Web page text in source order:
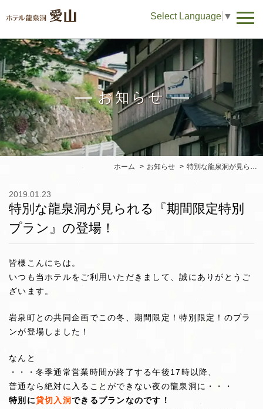
Select Language ▼
お知らせ
ホーム お知らせ 特別な龍泉洞が見られる『期間限定特別プラン』の登場！
2019.01.23
特別な龍泉洞が見られる『期間限定特別
プラン』の登場！
皆様こんにちは。
いつも当ホテルをご利用いただきまして、誠にありがとうご
ざいます。
岩泉町との共同企画でこの冬、期間限定！特別限定！のプラ
ンが登場しました！
なんと
・・・冬季通常営業時間が終了する午後17時以降、
普通なら絶対に入ることができない夜の龍泉洞に・・・
特別に貸切入洞できるプランなのです！